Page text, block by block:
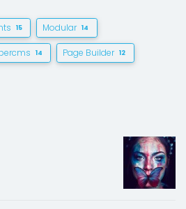
15 Modular 14
14 Page Builder 12